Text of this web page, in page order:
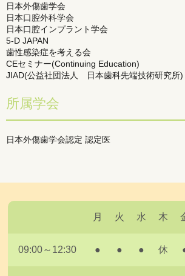
日本外傷歯学会
日本口腔外科学会
日本口腔インプラント学会
5-D JAPAN
歯性感染症を考える会
CEセミナー(Continuing Education)
JIAD(公益社団法人 日本歯科先端技術研究所)
所属学会
日本外傷歯学会認定 認定医
月 火 水 木
09:00～12:30 ● ● ● 休